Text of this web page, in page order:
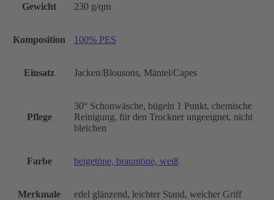
Gewicht 230 g/qm
Komposition 100% PES
Einsatz Jacken/Blousons, Mäntel/Capes
Pflege
30° Schonwäsche, bügeln 1 Punkt, chemische
Reinigung, für den Trockner ungeeignet, nicht
bleichen
Farbe beigetöne, brauntöne, weiß
Merkmale edel glänzend, leichter Stand, weicher Griff